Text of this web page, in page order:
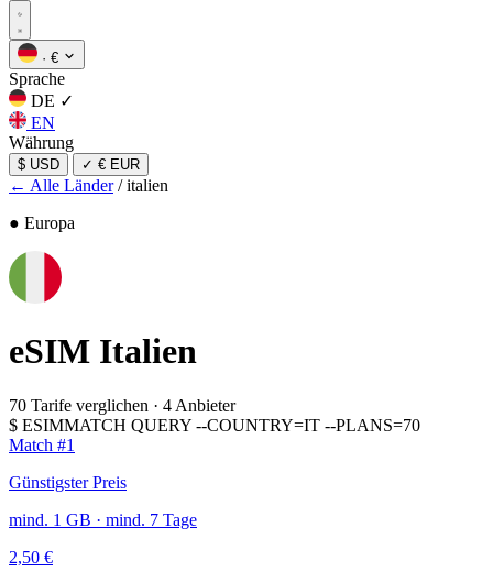
· €
Sprache
DE ✓
EN
Währung
$ USD ✓ € EUR
← Alle Länder / italien
● Europa
eSIM Italien
70 Tarife verglichen · 4 Anbieter
$ ESIMMATCH QUERY --COUNTRY=IT --PLANS=70
Match #1
Günstigster Preis
mind. 1 GB · mind. 7 Tage
2,50 €